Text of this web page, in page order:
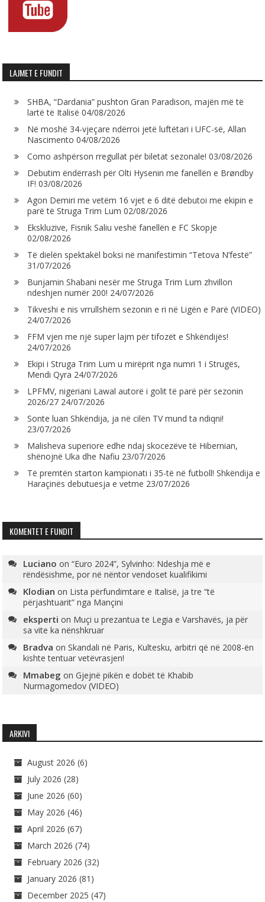
LAJMET E FUNDIT
SHBA, “Dardania” pushton Gran Paradison, majën më të
lartë të Italisë 04/08/2026
Në moshë 34-vjeçare ndërroi jetë luftëtari i UFC-së, Allan
Nascimento 04/08/2026
Como ashpërson rregullat për biletat sezonale! 03/08/2026
Debutim ëndërrash për Olti Hysenin me fanellën e Brøndby
IF! 03/08/2026
Agon Demiri me vetëm 16 vjet e 6 ditë debutoi me ekipin e
parë të Struga Trim Lum 02/08/2026
Ekskluzive, Fisnik Saliu veshë fanellën e FC Skopje
02/08/2026
Të dielën spektakël boksi në manifestimin “Tetova N’festë”
31/07/2026
Bunjamin Shabani nesër me Struga Trim Lum zhvillon
ndeshjen numër 200! 24/07/2026
Tikveshi e nis vrrullshëm sezonin e ri në Ligën e Parë (VIDEO)
24/07/2026
FFM vjen me një super lajm për tifozët e Shkëndijës!
24/07/2026
Ekipi i Struga Trim Lum u mirëprit nga numri 1 i Strugës,
Mendi Qyra 24/07/2026
LPFMV, nigeriani Lawal autorë i golit të parë për sezonin
2026/27 24/07/2026
Sonte luan Shkëndija, ja në cilën TV mund ta ndiqni!
23/07/2026
Malisheva superiore edhe ndaj skocezëve të Hibernian,
shënojnë Uka dhe Nafiu 23/07/2026
Të premtën starton kampionati i 35-të në futboll! Shkëndija e
Haraçinës debutuesja e vetme 23/07/2026
KOMENTET E FUNDIT
Luciano on“Euro 2024”, Sylvinho: Ndeshja më e
rëndësishme, por në nëntor vendoset kualifikimi
Klodian on Lista përfundimtare e Italisë, ja tre “të
përjashtuarit” nga Mançini
eksperti on Muçi u prezantua te Legia e Varshavës, ja për
sa vite ka nënshkruar
Bradva onSkandali në Paris, Kultesku, arbitri që në 2008-ën
kishte tentuar vetëvrasjen!
Mmabeg onGjejnë pikën e dobët të Khabib
Nurmagomedov (VIDEO)
ARKIVI
August 2026 (6)
July 2026 (28)
June 2026 (60)
May 2026 (46)
April 2026 (67)
March 2026 (74)
February 2026 (32)
January 2026 (81)
December 2025 (47)